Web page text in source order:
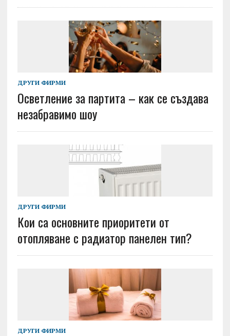
ДРУГИ ФИРМИ
Осветление за партита – как се създава
незабравимо шоу
ДРУГИ ФИРМИ
Кои са основните приоритети от
отопляване с радиатор панелен тип?
ДРУГИ ФИРМИ